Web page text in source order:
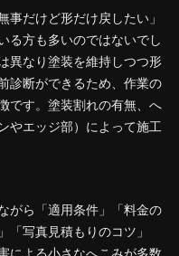
だけど形だけ戻したい」
る方も多いのではないでし
異なり塗装を維持しつつ形
診断ができるため、作業の
です。塗装割れの有無、へ
やエッジ部）によって施工
がら「適用条件」「料金の
写真見積もりのコツ」